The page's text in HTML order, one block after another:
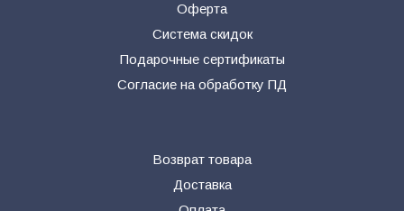
Оферта
Система скидок
Подарочные сертификаты
Согласие на обработку ПД
Возврат товара
Доставка